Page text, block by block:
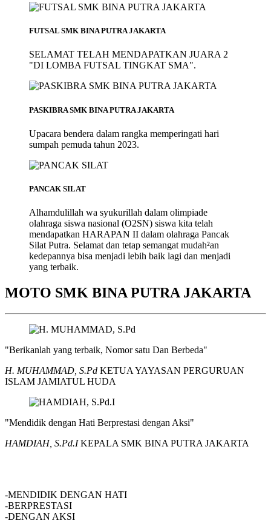
FUTSAL SMK BINA PUTRA JAKARTA
SELAMAT TELAH MENDAPATKAN JUARA 2
"DI LOMBA FUTSAL TINGKAT SMA".
PASKIBRA SMK BINA PUTRA JAKARTA
Upacara bendera dalam rangka memperingati hari
sumpah pemuda tahun 2023.
PANCAK SILAT
Alhamdulillah wa syukurillah dalam olimpiade
olahraga siswa nasional (O2SN) siswa kita telah
mendapatkan HARAPAN II dalam olahraga Pancak
Silat Putra. Selamat dan tetap semangat mudah²an
kedepannya bisa menjadi lebih baik lagi dan menjadi
yang terbaik.
MOTO SMK BINA PUTRA JAKARTA
"Berikanlah yang terbaik, Nomor satu Dan Berbeda"
H. MUHAMMAD, S.Pd KETUA YAYASAN PERGURUAN
ISLAM JAMIATUL HUDA
"Mendidik dengan Hati Berprestasi dengan Aksi"
HAMDIAH, S.Pd.IKEPALA SMK BINA PUTRA JAKARTA
-MENDIDIK DENGAN HATI
-BERPRESTASI
-DENGAN AKSI